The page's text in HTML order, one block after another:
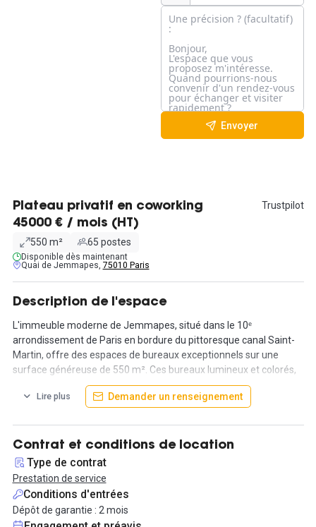
Envoyer
Plateau privatif en coworking
45000 € / mois (HT)
550 m² 65 postes
Disponible dès maintenant
Quai de Jemmapes, 75010 Paris
Trustpilot
Description de l'espace
L'immeuble moderne de Jemmapes, situé dans le 10ᵉ
arrondissement de Paris en bordure du pittoresque canal Saint-
Martin, offre des espaces de bureaux exceptionnels sur une
surface généreuse de 550 m². Ces bureaux lumineux et colorés,
intégrés dans un environnement vibrant, sont conçus pour
stimuler la créativité et favoriser un esprit de travail inspirant.
Les installations comprennent des salles de réunion bien
équipées, des phonebox pour des appels privés et une tisanerie
conviviale où vous pourrez prendre une pause bien méritée tout
en dégustant une boisson chaude. L'environnement, caractérisé
par un mobilier recyclé et éco-conçu, souligne l'engagement
envers la durabilité, créant ainsi un espace de travail spacieux et
respectueux de l'environnement.
Lire plus Demander un renseignement
Contrat et conditions de location
Type de contrat
Prestation de service
Conditions d'entrées
Dépôt de garantie : 2 mois